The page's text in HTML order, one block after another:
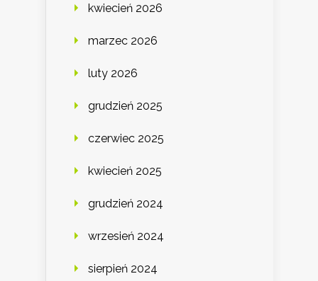
kwiecień 2026
marzec 2026
luty 2026
grudzień 2025
czerwiec 2025
kwiecień 2025
grudzień 2024
wrzesień 2024
sierpień 2024